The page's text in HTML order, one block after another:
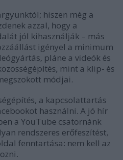
hiszen még a
azzal, hogy a
jól kihasználják – más
igényel a minimum
pláne a videók és
mint a klip- és
módjai.
a kapcsolattartás
használni. A jó hír
a YouTube csatornánk
rendszeres erőfeszítést,
fenntartása: nem kell az